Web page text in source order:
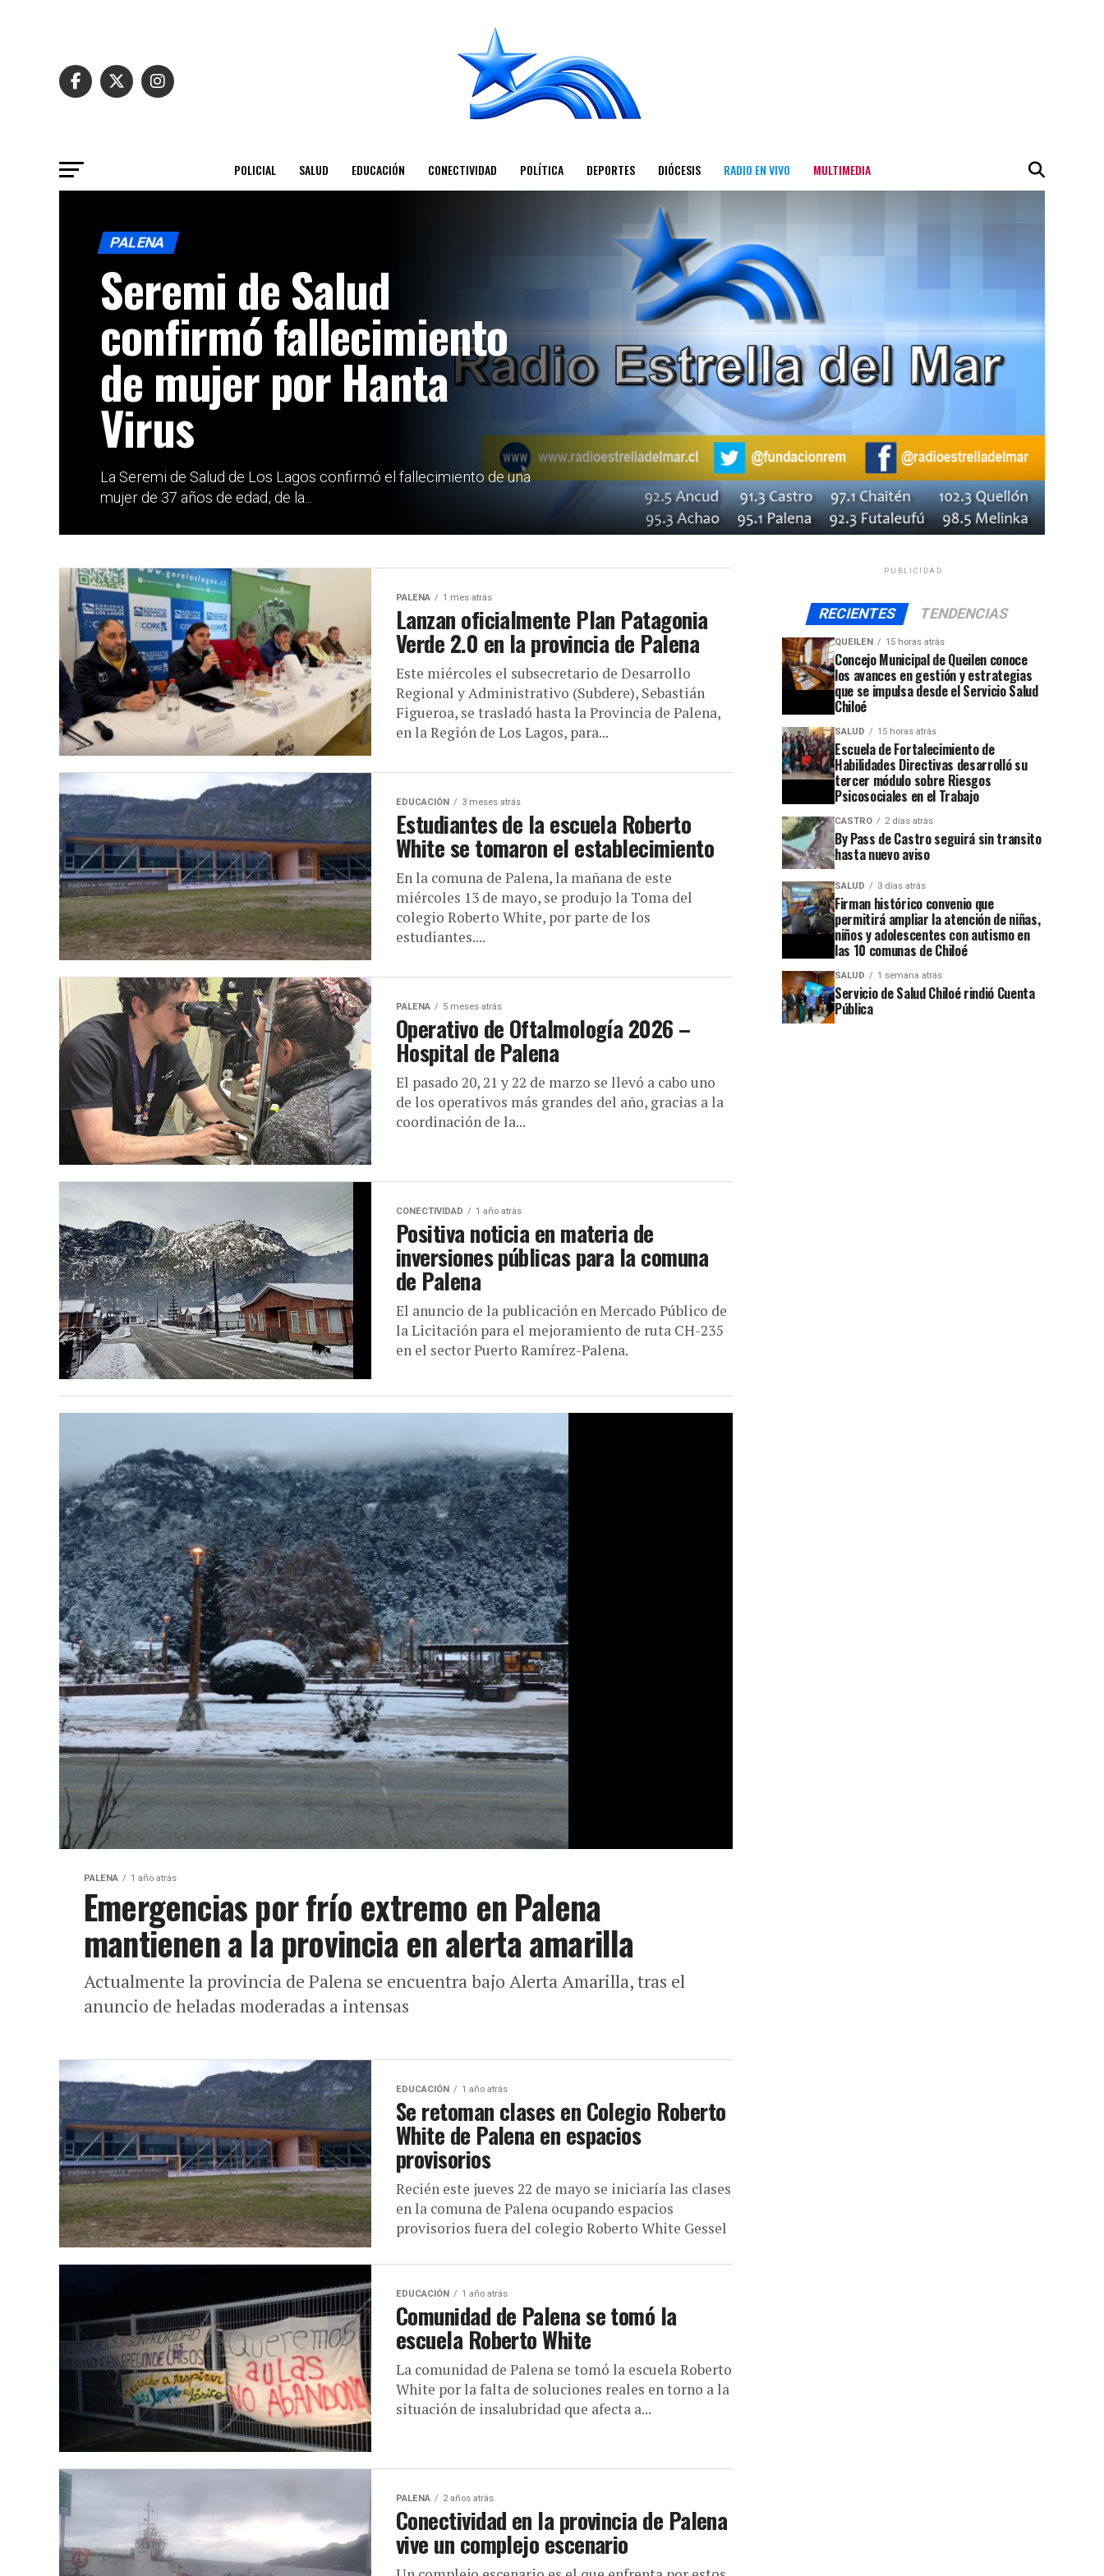
POLICIAL SALUD EDUCACIÓN CONECTIVIDAD POLÍTICA DEPORTES DIÓCESIS RADIO EN VIVO MULTIMEDIA
PALENA
Seremi de Salud
confirmó fallecimiento
de mujer por Hanta
Virus
La Seremi de Salud de Los Lagos confirmó el fallecimiento de una
mujer de 37 años de edad, de la...
PALENA 1 mes atrás
Lanzan oficialmente Plan Patagonia
Verde 2.0 en la provincia de Palena
Este miércoles el subsecretario de Desarrollo
Regional y Administrativo (Subdere), Sebastián
Figueroa, se trasladó hasta la Provincia de Palena,
en la Región de Los Lagos, para...
EDUCACIÓN 3 meses atrás
Estudiantes de la escuela Roberto
White se tomaron el establecimiento
En la comuna de Palena, la mañana de este
miércoles 13 de mayo, se produjo la Toma del
colegio Roberto White, por parte de los
estudiantes....
PALENA 5 meses atrás
Operativo de Oftalmología 2026 –
Hospital de Palena
El pasado 20, 21 y 22 de marzo se llevó a cabo uno
de los operativos más grandes del año, gracias a la
coordinación de la...
CONECTIVIDAD 1 año atrás
Positiva noticia en materia de
inversiones públicas para la comuna
de Palena
El anuncio de la publicación en Mercado Público de
la Licitación para el mejoramiento de ruta CH-235
en el sector Puerto Ramírez-Palena.
PALENA 1 año atrás
Emergencias por frío extremo en Palena
mantienen a la provincia en alerta amarilla
Actualmente la provincia de Palena se encuentra bajo Alerta Amarilla, tras el
anuncio de heladas moderadas a intensas
EDUCACIÓN 1 año atrás
Se retoman clases en Colegio Roberto
White de Palena en espacios
provisorios
Recién este jueves 22 de mayo se iniciaría las clases
en la comuna de Palena ocupando espacios
provisorios fuera del colegio Roberto White Gessel
EDUCACIÓN 1 año atrás
Comunidad de Palena se tomó la
escuela Roberto White
La comunidad de Palena se tomó la escuela Roberto
White por la falta de soluciones reales en torno a la
situación de insalubridad que afecta a...
PALENA 2 años atrás
Conectividad en la provincia de Palena
vive un complejo escenario
PUBLICIDAD
RECIENTES TENDENCIAS
QUEILEN 15 horas atrás
Concejo Municipal de Queilen conoce
los avances en gestión y estrategias
que se impulsa desde el Servicio Salud
Chiloé
SALUD 15 horas atrás
Escuela de Fortalecimiento de
Habilidades Directivas desarrolló su
tercer módulo sobre Riesgos
Psicosociales en el Trabajo
CASTRO 2 días atrás
By Pass de Castro seguirá sin transito
hasta nuevo aviso
SALUD 3 días atrás
Firman histórico convenio que
permitirá ampliar la atención de niñas,
niños y adolescentes con autismo en
las 10 comunas de Chiloé
SALUD 1 semana atrás
Servicio de Salud Chiloé rindió Cuenta
Pública